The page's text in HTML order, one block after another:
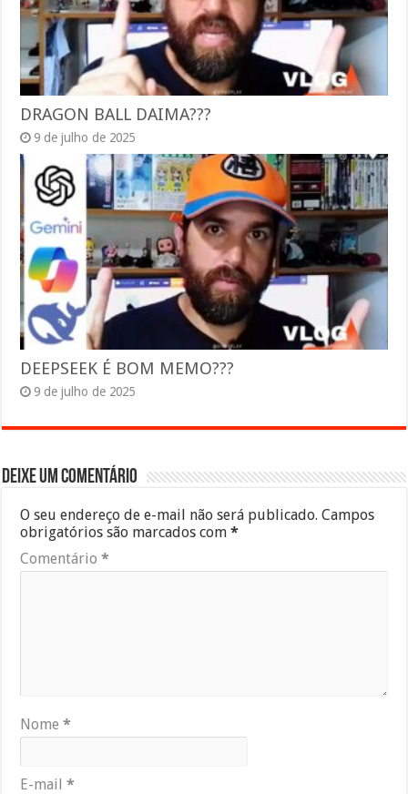
DRAGON BALL DAIMA???
9 de julho de 2025
DEEPSEEK É BOM MEMO???
9 de julho de 2025
Deixe um comentário
O seu endereço de e-mail não será publicado. Campos
obrigatórios são marcados com*
Comentário*
Nome*
E-mail*